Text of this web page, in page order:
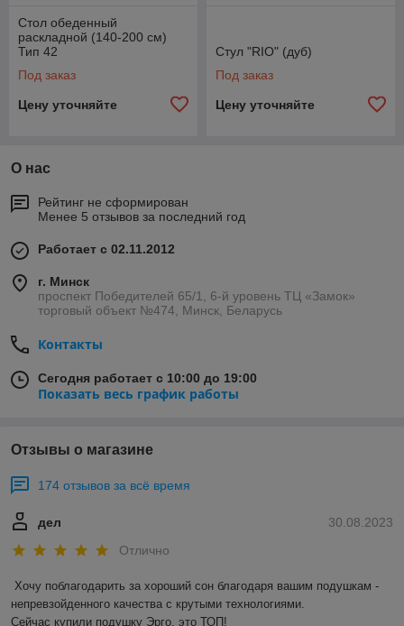
Стол обеденный
раскладной (140-200 см)
Тип 42
Под заказ
Цену уточняйте
Стул "RIO" (дуб)
Под заказ
Цену уточняйте
О нас
Рейтинг не сформирован
Менее 5 отзывов за последний год
Работает с 02.11.2012
г. Минск
проспект Победителей 65/1, 6-й уровень ТЦ «Замок»
торговый объект №474, Минск, Беларусь
Контакты
Сегодня работает с 10:00 до 19:00
Показать весь график работы
Отзывы о магазине
174 отзывов за всё время
30.08.2023
дел
Отлично
Хочу поблагодарить за хороший сон благодаря вашим подушкам -
непревзойденного качества с крутыми технологиями.
Сейчас купили подушку Эрго, это ТОП!